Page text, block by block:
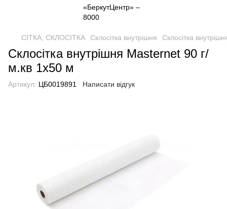
СІТКА, СКЛОСІТКА Склосітка внутрішня Склосітка
Склосітка внутрішня Masternet 90 г/
м.кв 1х50 м
Артикул: ЦБ0019891 Написати відгук